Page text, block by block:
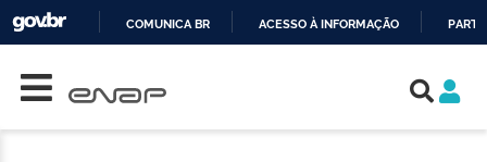
COMUNICA BR ACESSO À INFORMAÇÃO